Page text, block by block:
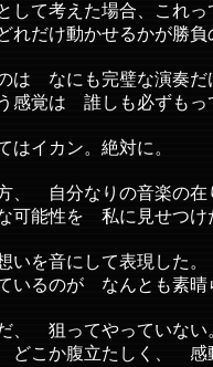
て考えた場合、これ
だけ動かせるかが勝負
は なにも完璧な演奏だ
感覚は 誰しも必ずもっ
イカン。絶対に。
、 自分なりの音楽の
能性を 私に見せつけ
を音にして表現した。
いるのが なんとも素晴
、 狙ってやっていな
こか腹立たしく、 感